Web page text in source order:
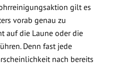
gilt es
vorab genau zu
auf die Laune oder die
Denn fast jede
nach bereits